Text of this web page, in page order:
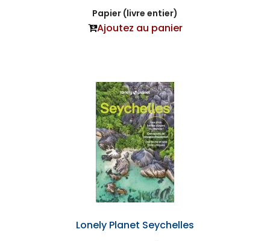
Papier (livre entier)
Ajoutez au panier
Lonely Planet Seychelles